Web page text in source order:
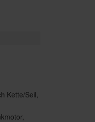
Kette/Seil,